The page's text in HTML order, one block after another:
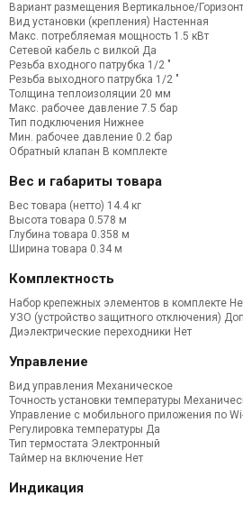
Вариант размещения Вертикальное/
Вид установки (крепления) Настенная
Макс. потребляемая мощность 1.5 кВт
Сетевой кабель с вилкой Да
Резьба входного патрубка 1/2 "
Резьба выходного патрубка 1/2 "
Толщина теплоизоляции 20 мм
Макс. рабочее давление 7.5 бар
Тип подключения Нижнее
Мин. рабочее давление 0.2 бар
Обратный клапан В комплекте
Вес и габариты товара
Вес товара (нетто) 14.4 кг
Высота товара 0.578 м
Глубина товара 0.358 м
Ширина товара 0.34 м
Комплектность
Набор крепежных элементов в комплекте
УЗО (устройство защитного отключения)
Диэлектрические переходники Нет
Управление
Вид управления Механическое
Точность установки температуры
Управление c мобильного приложения по
Регулировка температуры Да
Тип термостата Электронный
Таймер на включение Нет
Индикация